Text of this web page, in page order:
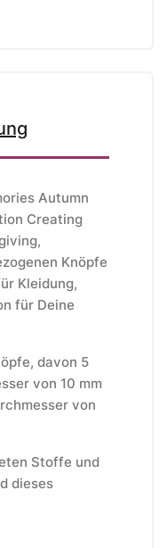
Autumn
Creating
Knöpfe
Kleidung,
für Deine
davon 5
von 10 mm
von
Stoffe und
dieses